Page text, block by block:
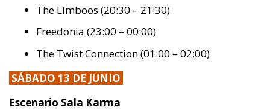
The Limboos (20:30 – 21:30)
Freedonia (23:00 – 00:00)
The Twist Connection (01:00 – 02:00)
SÁBADO 13 DE JUNIO
Escenario Sala Karma